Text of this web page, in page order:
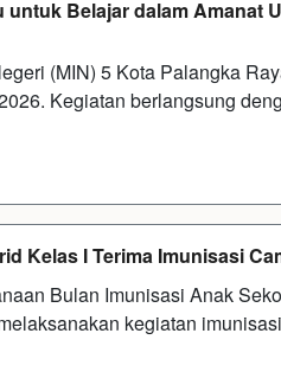
Belajar dalam Amanat
(MIN) 5 Kota Palangka
Kegiatan berlangsung
Kelas I Terima Imunisasi
Bulan Imunisasi Anak
kegiatan